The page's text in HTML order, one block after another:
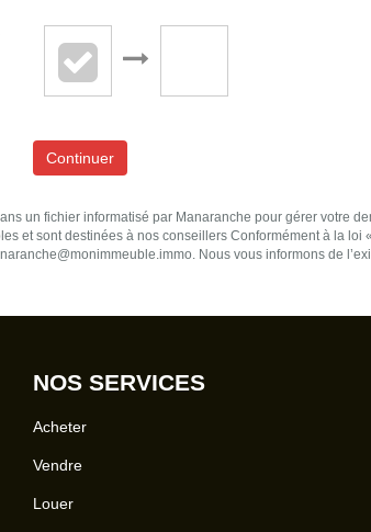
Continuer
un fichier informatisé par Manaranche pour gérer votre
et sont destinées à nos conseillers Conformément à la
Nous vous informons de
NOS SERVICES
Acheter
Vendre
Louer